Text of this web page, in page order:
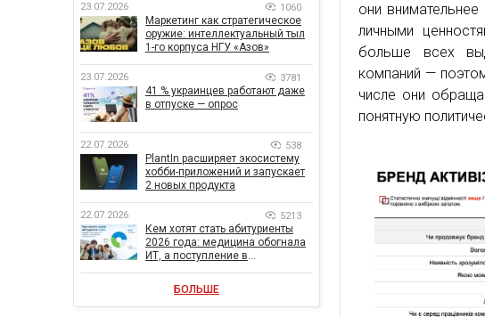
они
личными
больше всех
компаний —
числе они
понятную
23.07.2026 1060
Маркетинг как стратегическое
оружие: интеллектуальный тыл
1-го корпуса НГУ «Азов»
23.07.2026 3781
41 % украинцев работают даже
в отпуске — опрос
22.07.2026 538
PlantIn расширяет экосистему
хобби-приложений и запускает
2 новых продукта
22.07.2026 5213
Кем хотят стать абитуриенты
2026 года: медицина обогнала
ИТ, а поступление в
главной целью
БОЛЬШЕ